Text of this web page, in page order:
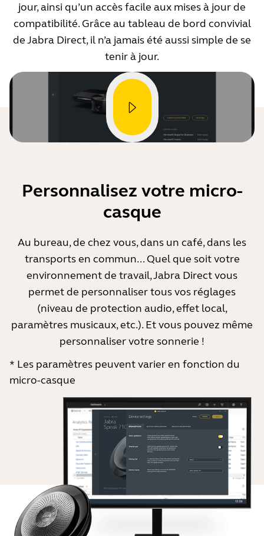
jour, ainsi qu’un accès facile aux mises à jour de
compatibilité. Grâce au tableau de bord convivial
de Jabra Direct, il n’a jamais été aussi simple de se
tenir à jour.
Personnalisez votre micro-
casque
Au bureau, de chez vous, dans un café, dans les
transports en commun... Quel que soit votre
environnement de travail, Jabra Direct vous
permet de personnaliser tous vos réglages
(niveau de protection audio, effet local,
paramètres musicaux, etc.). Et vous pouvez même
personnaliser votre sonnerie !
* Les paramètres peuvent varier en fonction du
micro-casque